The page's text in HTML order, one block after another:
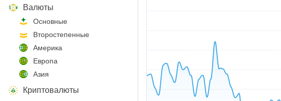
Валюты
Основные
Второстепенные
Америка
Европа
Азия
Криптовалюты